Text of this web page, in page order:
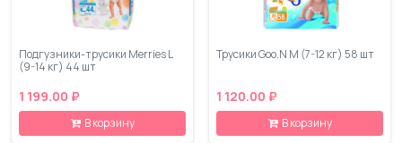
Подгузники-трусики Merries L
(9-14 кг) 44 шт
1 199.00 ₽
В корзину
Трусики Goo.N M (7-12 кг) 58 шт
1 120.00 ₽
В корзину